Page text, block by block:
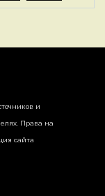
и
Права на
сайта